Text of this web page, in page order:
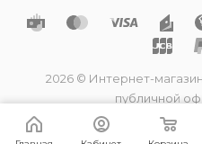
2026 © Интернет-
публичной